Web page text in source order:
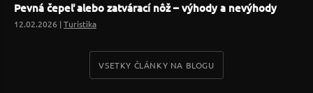
Pevná čepeľ alebo zatvárací nôž – výhody a nevýhody
12.02.2026 |Turistika
VSETKY ČLÁNKY NA BLOGU